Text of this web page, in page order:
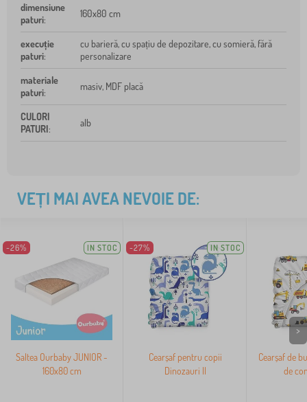
dimensiune
paturi:
160x80 cm
execuție
paturi:
cu barieră, cu spațiu de depozitare, cu somieră, fără
personalizare
materiale
paturi:
masiv, MDF placă
CULORI
PATURI:
alb
VEȚI MAI AVEA NEVOIE DE:
-26% IN STOC
Saltea Ourbaby JUNIOR -
160x80 cm
-27% IN STOC
Cearșaf pentru copii
Dinozauri II
Cearșaf de
de
>